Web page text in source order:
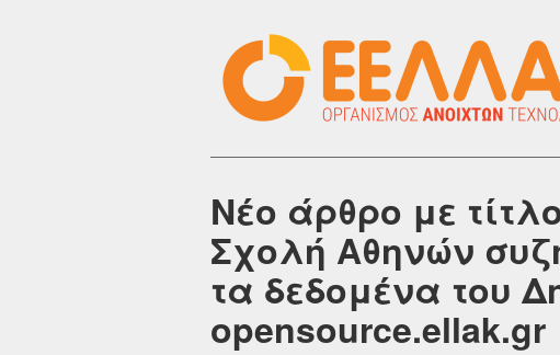
Νέο άρθρο με
Σχολή Αθηνών
τα δεδομένα του
opensource.ellak.gr